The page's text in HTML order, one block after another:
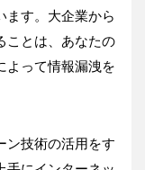
ます。大企業から
ことは、あなたの
よって情報漏洩を
ン技術の活用をす